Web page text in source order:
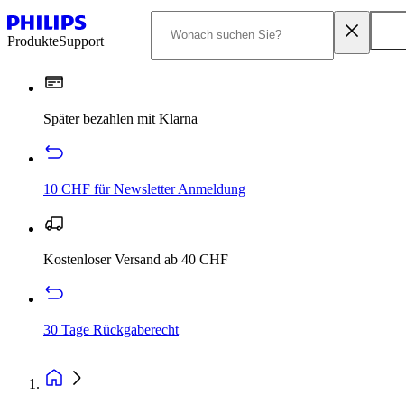
ProdukteSupport
Später bezahlen mit Klarna
10 CHF für Newsletter Anmeldung
Kostenloser Versand ab 40 CHF
30 Tage Rückgaberecht